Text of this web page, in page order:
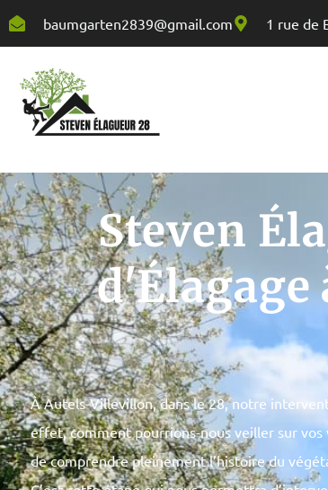
baumgarten2839@gmail.com 1 rue de
Steven
À Autels-Villevillon, dans le 28, notre
effet, comment pourrions-nous veiller sur
de comprendre pleinement l’histoire du